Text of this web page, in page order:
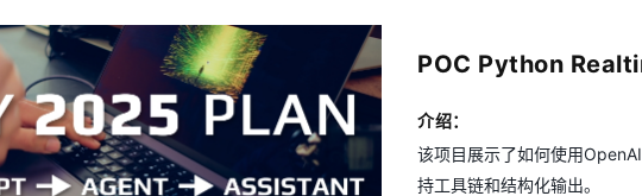
POC Python
介绍：
该项目展示了如何使用
持工具链和结构化输出。